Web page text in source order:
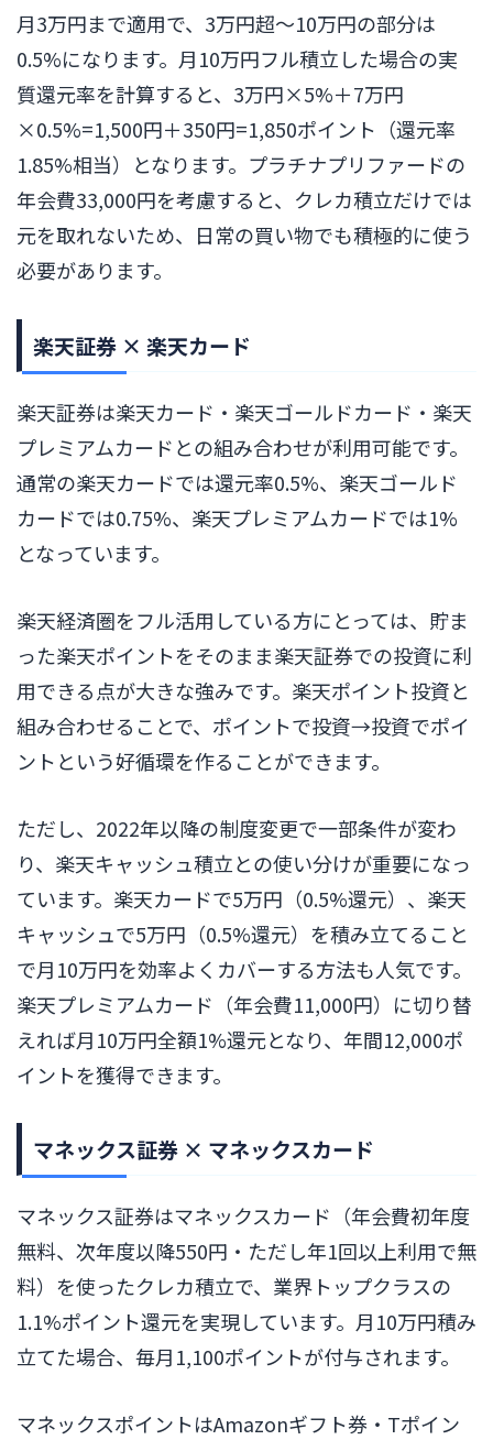
月3万円まで適用で、3万円超〜10万円の部分は
0.5%になります。月10万円フル積立した場合の実
質還元率を計算すると、3万円×5%＋7万円
×0.5%=1,500円＋350円=1,850ポイント（還元率
1.85%相当）となります。プラチナプリファードの
年会費33,000円を考慮すると、クレカ積立だけでは
元を取れないため、日常の買い物でも積極的に使う
必要があります。
楽天証券 × 楽天カード
楽天証券は楽天カード・楽天ゴールドカード・楽天
プレミアムカードとの組み合わせが利用可能です。
通常の楽天カードでは還元率0.5%、楽天ゴールド
カードでは0.75%、楽天プレミアムカードでは1%
となっています。
楽天経済圏をフル活用している方にとっては、貯ま
った楽天ポイントをそのまま楽天証券での投資に利
用できる点が大きな強みです。楽天ポイント投資と
組み合わせることで、ポイントで投資→投資でポイ
ントという好循環を作ることができます。
ただし、2022年以降の制度変更で一部条件が変わ
り、楽天キャッシュ積立との使い分けが重要になっ
ています。楽天カードで5万円（0.5%還元）、楽天
キャッシュで5万円（0.5%還元）を積み立てること
で月10万円を効率よくカバーする方法も人気です。
楽天プレミアムカード（年会費11,000円）に切り替
えれば月10万円全額1%還元となり、年間12,000ポ
イントを獲得できます。
マネックス証券 × マネックスカード
マネックス証券はマネックスカード（年会費初年度
無料、次年度以降550円・ただし年1回以上利用で無
料）を使ったクレカ積立で、業界トップクラスの
1.1%ポイント還元を実現しています。月10万円積み
立てた場合、毎月1,100ポイントが付与されます。
マネックスポイントはAmazonギフト券・Tポイン